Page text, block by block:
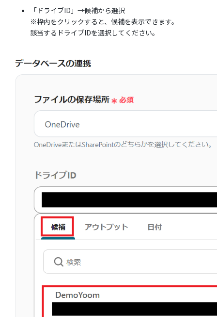
「ドライブID」→候補から選択
※枠内をクリックすると、候補を表示できます。
該当するドライブIDを選択してください。